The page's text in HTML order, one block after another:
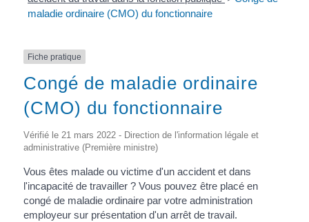
maladie ordinaire (CMO) du fonctionnaire
Fiche pratique
Congé de maladie ordinaire
(CMO) du fonctionnaire
Vérifié le 21 mars 2022 - Direction de l'information légale et
administrative (Première ministre)
Vous êtes malade ou victime d'un accident et dans
l'incapacité de travailler ? Vous pouvez être placé en
congé de maladie ordinaire par votre administration
employeur sur présentation d'un arrêt de travail.